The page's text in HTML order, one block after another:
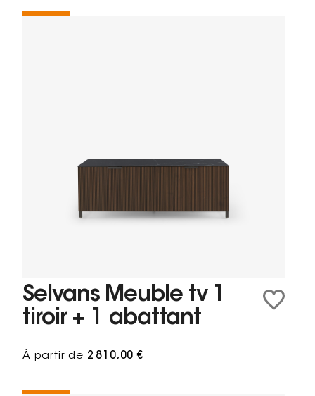
Selvans Meuble tv 1
tiroir + 1 abattant
À partir de 2 810,00 €